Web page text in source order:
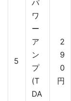
5
パ
ワ
ー
ア
ン
プ
(T
DA
2
9
0
円